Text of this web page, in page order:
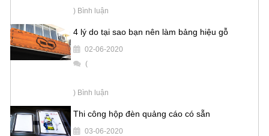
) Bình luận
4 lý do tại sao bạn nên làm bảng hiệu gỗ
02-06-2020
(
) Bình luận
Thi công hộp đèn quảng cáo có sẵn
03-06-2020